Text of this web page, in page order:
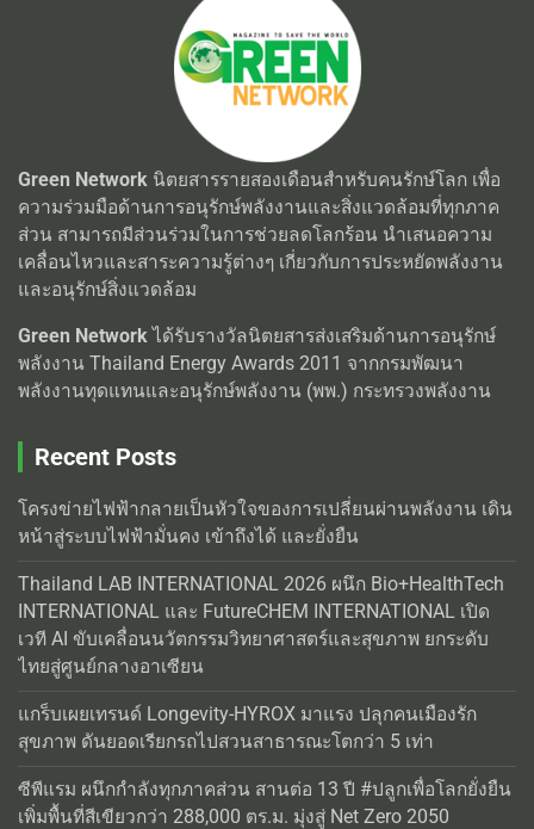
Green Network นิตยสารรายสองเดือนสำหรับคนรักษ์โลก เพื่อ
ความร่วมมือด้านการอนุรักษ์พลังงานและสิ่งแวดล้อมที่ทุกภาค
ส่วน สามารถมีส่วนร่วมในการช่วยลดโลกร้อน นำเสนอความ
เคลื่อนไหวและสาระความรู้ต่างๆ เกี่ยวกับการประหยัดพลังงาน
และอนุรักษ์สิ่งแวดล้อม
Green Networkได้รับรางวัลนิตยสารส่งเสริมด้านการอนุรักษ์
พลังงาน Thailand Energy Awards 2011 จากกรมพัฒนา
พลังงานทุดแทนและอนุรักษ์พลังงาน (พพ.) กระทรวงพลังงาน
Recent Posts
โครงข่ายไฟฟ้ากลายเป็นหัวใจของการเปลี่ยนผ่านพลังงาน เดิน
หน้าสู่ระบบไฟฟ้ามั่นคง เข้าถึงได้ และยั่งยืน
Thailand LAB INTERNATIONAL 2026 ผนึก Bio+HealthTech
INTERNATIONAL และ FutureCHEM INTERNATIONAL เปิด
เวที AI ขับเคลื่อนนวัตกรรมวิทยาศาสตร์และสุขภาพ ยกระดับ
ไทยสู่ศูนย์กลางอาเซียน
แกร็บเผยเทรนด์ Longevity-HYROX มาแรง ปลุกคนเมืองรัก
สุขภาพ ดันยอดเรียกรถไปสวนสาธารณะโตกว่า 5 เท่า
ซีพีแรม ผนึกกำลังทุกภาคส่วน สานต่อ 13 ปี #ปลูกเพื่อโลกยั่งยืน
เพิ่มพื้นที่สีเขียวกว่า 288,000 ตร.ม. มุ่งสู่ Net Zero 2050